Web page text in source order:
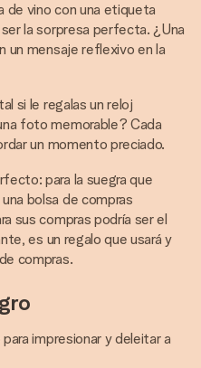
de vino con una etiqueta
la sorpresa perfecta. ¿Una
un mensaje reflexivo en la
si le regalas un reloj
foto memorable? Cada
un momento preciado.
para la suegra que
bolsa de compras
sus compras podría ser el
es un regalo que usará y
compras.
impresionar y deleitar a